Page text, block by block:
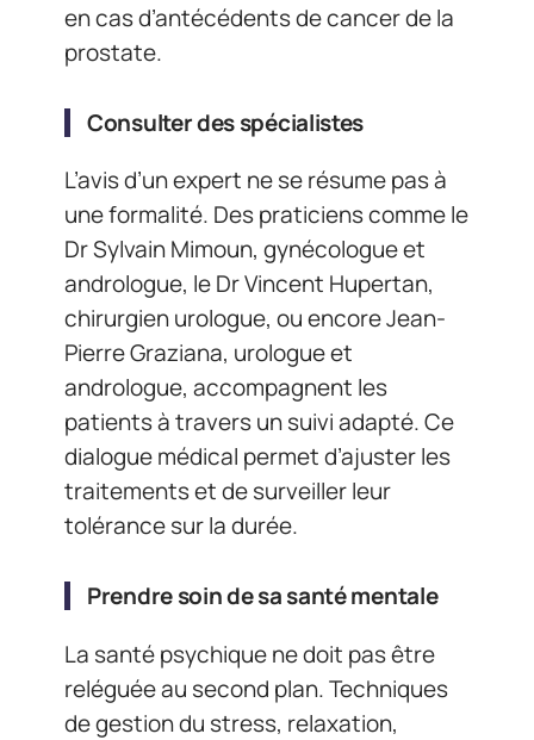
en cas d’antécédents de cancer de la
prostate.
Consulter des spécialistes
L’avis d’un expert ne se résume pas à
une formalité. Des praticiens comme le
Dr Sylvain Mimoun, gynécologue et
andrologue, le Dr Vincent Hupertan,
chirurgien urologue, ou encore Jean-
Pierre Graziana, urologue et
andrologue, accompagnent les
patients à travers un suivi adapté. Ce
dialogue médical permet d’ajuster les
traitements et de surveiller leur
tolérance sur la durée.
Prendre soin de sa santé mentale
La santé psychique ne doit pas être
reléguée au second plan. Techniques
de gestion du stress, relaxation,